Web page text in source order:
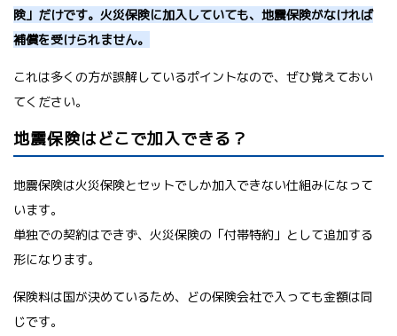
険」だけです。火災保険に加入していても、地震保険がなければ
補償を受けられません。
これは多くの方が誤解しているポイントなので、ぜひ覚えておい
てください。
地震保険はどこで加入できる？
地震保険は火災保険とセットでしか加入できない仕組みになって
います。
単独での契約はできず、火災保険の「付帯特約」として追加する
形になります。
保険料は国が決めているため、どの保険会社で入っても金額は同
じです。